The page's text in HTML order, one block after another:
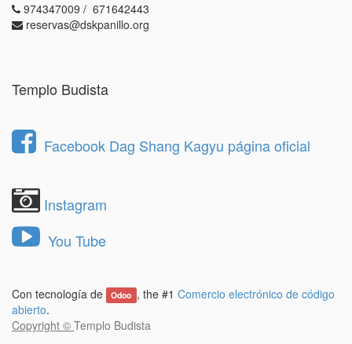
974347009 / 671642443
reservas@dskpanillo.org
Templo Budista
Facebook Dag Shang Kagyu página oficial
Instagram
You Tube
Con tecnología de Odoo , the #1 Comercio electrónico de código
abierto.
Copyright © Templo Budista